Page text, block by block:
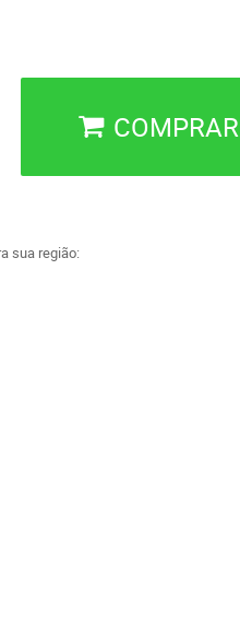
COMPRAR
sua região: